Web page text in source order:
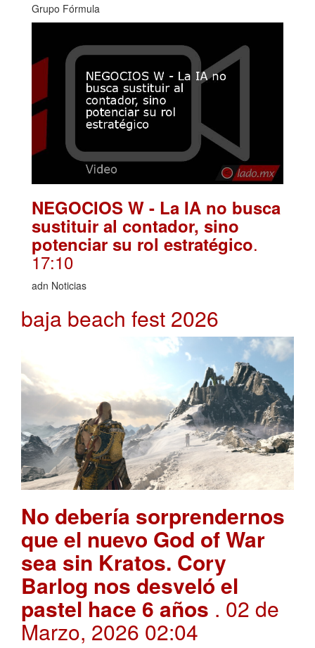
Grupo Fórmula
NEGOCIOS W - La IA no busca
sustituir al contador, sino
potenciar su rol estratégico.
17:10
adn Noticias
baja beach fest 2026
No debería sorprendernos
que el nuevo God of War
sea sin Kratos. Cory
Barlog nos desveló el
pastel hace 6 años . 02 de
Marzo, 2026 02:04